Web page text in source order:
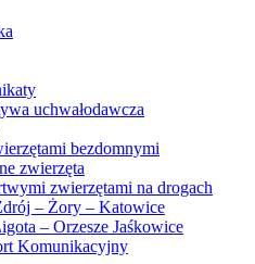
uchwałodawcza
bezdomnymi
zwierzęta
zwierzętami na drogach
– Żory – Katowice
– Orzesze Jaśkowice
Komunikacyjny